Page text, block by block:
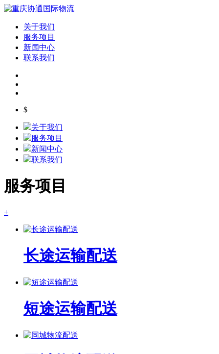
关于我们
服务项目
新闻中心
联系我们
$
关于我们
服务项目
新闻中心
联系我们
服务项目
+
长途运输配送
短途运输配送